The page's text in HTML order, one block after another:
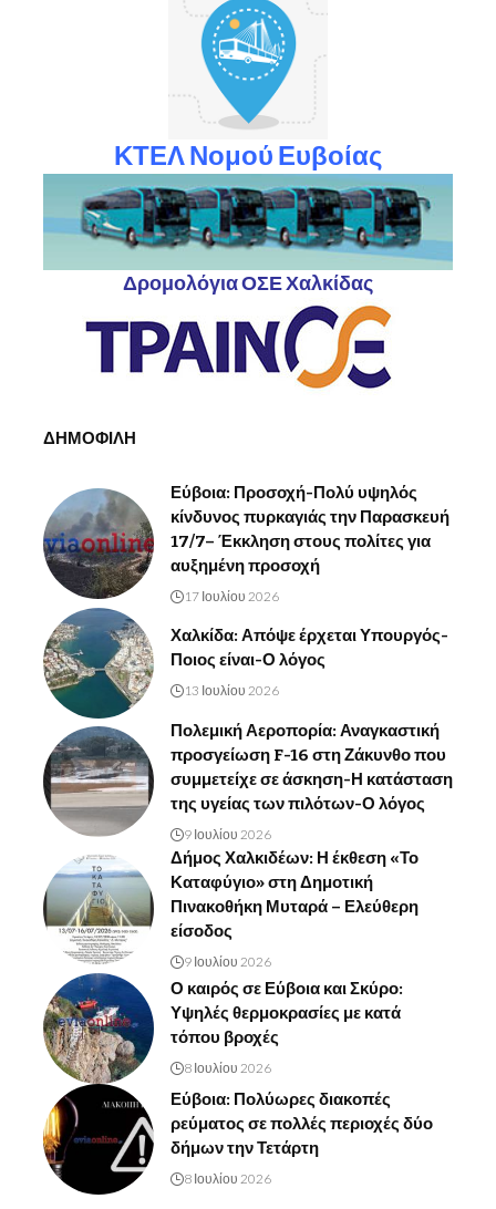
ΚΤΕΛ Νομού Ευβοίας
Δρομολόγια ΟΣΕ Χαλκίδας
ΔΗΜΟΦΙΛΗ
Εύβοια: Προσοχή-Πολύ υψηλός
κίνδυνος πυρκαγιάς την Παρασκευή
17/7– Έκκληση στους πολίτες για
αυξημένη προσοχή
17 Ιουλίου 2026
Χαλκίδα: Απόψε έρχεται Υπουργός-
Ποιος είναι-Ο λόγος
13 Ιουλίου 2026
Πολεμική Αεροπορία: Αναγκαστική
προσγείωση F-16 στη Ζάκυνθο που
συμμετείχε σε άσκηση-Η κατάσταση
της υγείας των πιλότων-Ο λόγος
9 Ιουλίου 2026
Δήμος Χαλκιδέων: Η έκθεση «Το
Καταφύγιο» στη Δημοτική
Πινακοθήκη Μυταρά – Ελεύθερη
είσοδος
9 Ιουλίου 2026
Ο καιρός σε Εύβοια και Σκύρο:
Υψηλές θερμοκρασίες με κατά
τόπου βροχές
8 Ιουλίου 2026
Εύβοια: Πολύωρες διακοπές
ρεύματος σε πολλές περιοχές δύο
δήμων την Τετάρτη
8 Ιουλίου 2026